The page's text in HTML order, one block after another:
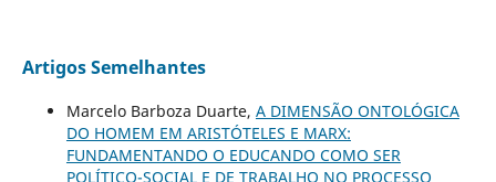
Artigos Semelhantes
Marcelo Barboza Duarte, A DIMENSÃO ONTOLÓGICA
DO HOMEM EM ARISTÓTELES E MARX:
FUNDAMENTANDO O EDUCANDO COMO SER
POLÍTICO-SOCIAL E DE TRABALHO NO PROCESSO